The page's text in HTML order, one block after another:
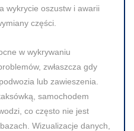
wykrycie oszustw i awarii
części.
w wykrywaniu
zwłaszcza gdy
lub zawieszenia.
samochodem
co często nie jest
Wizualizacje danych,